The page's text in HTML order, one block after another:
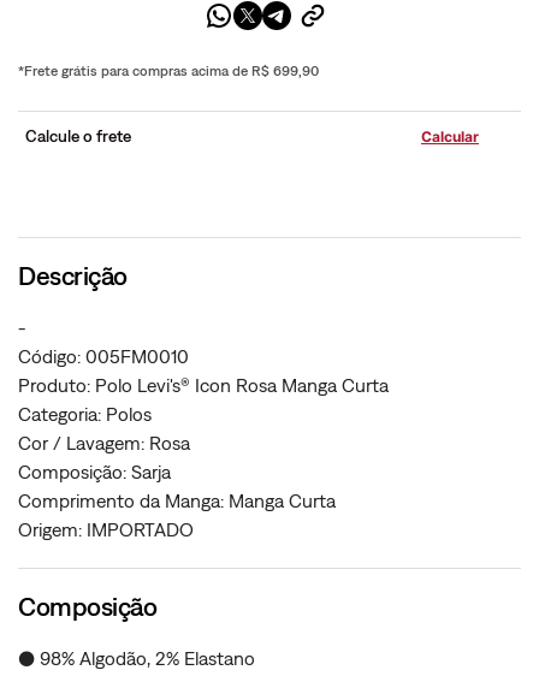
*Frete grátis para compras acima de R$ 699,90
Calcule o frete
Descrição
-
Código: 005FM0010
Produto: Polo Levi's® Icon Rosa Manga Curta
Categoria: Polos
Cor / Lavagem: Rosa
Composição: Sarja
Comprimento da Manga: Manga Curta
Origem: IMPORTADO
Composição
● 98% Algodão, 2% Elastano